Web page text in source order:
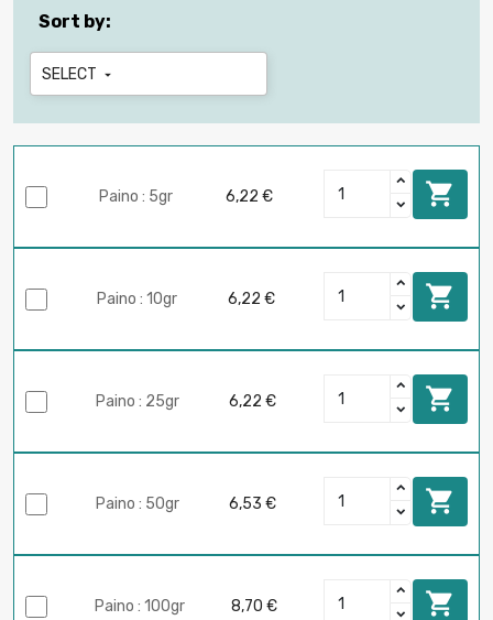
Sort by:
SELECT 
Paino : 5gr 6,22 € 
Paino : 10gr 6,22 € 
Paino : 25gr 6,22 € 
Paino : 50gr 6,53 € 
Paino : 100gr 8,70 € 